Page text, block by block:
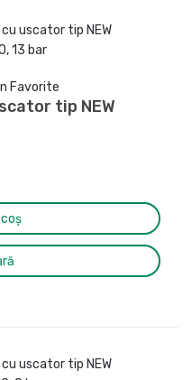
Favorite
tip NEW